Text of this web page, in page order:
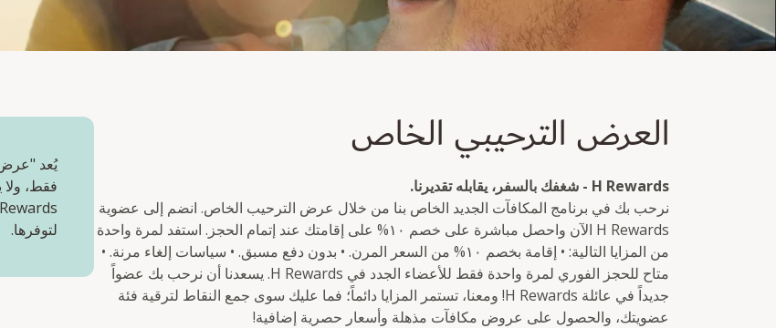
العرض الترحيبي الخاص
H Rewards - شغفك بالسفر، يقابله تقديرنا.
نرحب بك في برنامج المكافآت الجديد الخاص بنا من خلال عرض الترحيب الخاص. انضم إلى عضوية
H Rewards الآن واحصل مباشرة على خصم ١٠% على إقامتك عند إتمام الحجز. استفد لمرة واحدة
من المزايا التالية: • إقامة بخصم ١٠% من السعر المرن. • بدون دفع مسبق. • سياسات إلغاء مرنة. •
متاح للحجز الفوري لمرة واحدة فقط للأعضاء الجدد في H Rewards. يسعدنا أن نرحب بك عضواً
جديداً في عائلة H Rewards! ومعنا، تستمر المزايا دائماً؛ فما عليك سوى جمع النقاط لترقية فئة
عضويتك، والحصول على عروض مكافآت مذهلة وأسعار حصرية إضافية!
يُعد
فقط،
لتوفرها.